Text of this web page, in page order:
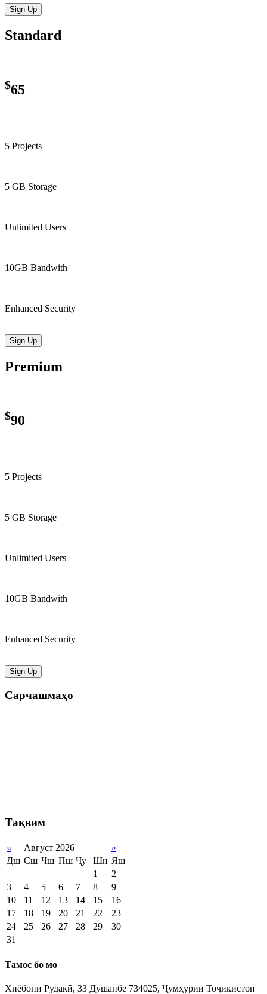
Sign Up
Standard
$65
5 Projects
5 GB Storage
Unlimited Users
10GB Bandwith
Enhanced Security
Sign Up
Premium
$90
5 Projects
5 GB Storage
Unlimited Users
10GB Bandwith
Enhanced Security
Sign Up
Сарчашмаҳо
Тақвим
« Август 2026
»
Дш Сш Чш Пш Ҷу Шн Яш
1
2
3
4 5 6 7 8
9
10
11 12 13 14 15
16
17
18 19 20 21 22
23
24
25 26 27 28 29
30
31
Тамос бо мо
Хиёбони Рудакӣ, 33 Душанбе 734025, Ҷумҳурии Тоҷикистон